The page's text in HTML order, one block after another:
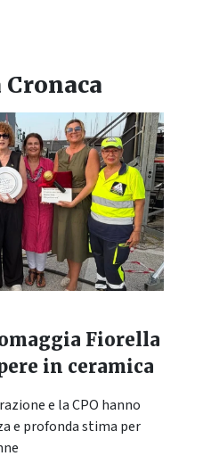
Cronaca
Fiorella
in ceramica
e la CPO hanno
e profonda stima per